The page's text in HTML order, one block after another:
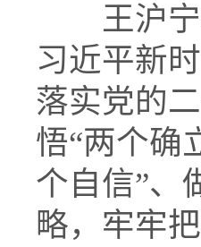
王沪
习近平新
落实党的
悟“两个确
个自信”、
略，牢牢